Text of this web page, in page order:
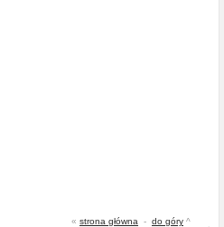
« strona główna - do góry ^